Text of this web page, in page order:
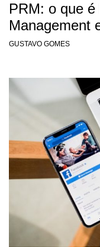
PRM: o que
Management
GUSTAVO GOMES